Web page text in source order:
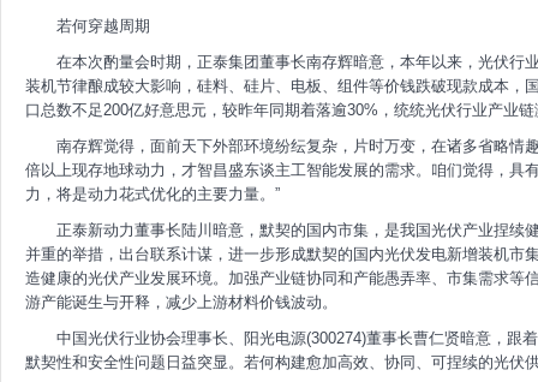
若何穿越周期
在本次酌量会时期，正泰集团董事长南存辉暗意，本年以来，光伏行
装机节律酿成较大影响，硅料、硅片、电板、组件等价钱跌破现款成本，
口总数不足200亿好意思元，较昨年同期着落逾30%，统统光伏行业产业
南存辉觉得，面前天下外部环境纷纭复杂，片时万变，在诸多省略情
倍以上现存地球动力，才智昌盛东谈主工智能发展的需求。咱们觉得，具
力，将是动力花式优化的主要力量。”
正泰新动力董事长陆川暗意，默契的国内市集，是我国光伏产业捏续
并重的举措，出台联系计谋，进一步形成默契的国内光伏发电新增装机市
造健康的光伏产业发展环境。加强产业链协同和产能愚弄率、市集需求等
游产能诞生与开释，减少上游材料价钱波动。
中国光伏行业协会理事长、阳光电源(300274)董事长曹仁贤暗意，跟
默契性和安全性问题日益突显。若何构建愈加高效、协同、可捏续的光伏